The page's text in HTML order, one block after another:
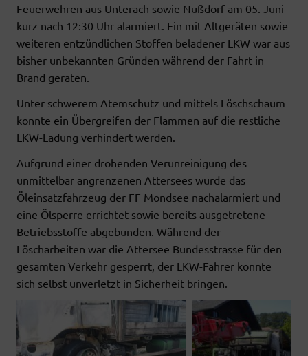
Feuerwehren aus Unterach sowie Nußdorf am 05. Juni
kurz nach 12:30 Uhr alarmiert. Ein mit Altgeräten sowie
weiteren entzündlichen Stoffen beladener LKW war aus
bisher unbekannten Gründen während der Fahrt in
Brand geraten.
Unter schwerem Atemschutz und mittels Löschschaum
konnte ein Übergreifen der Flammen auf die restliche
LKW-Ladung verhindert werden.
Aufgrund einer drohenden Verunreinigung des
unmittelbar angrenzenen Attersees wurde das
Öleinsatzfahrzeug der FF Mondsee nachalarmiert und
eine Ölsperre errichtet sowie bereits ausgetretene
Betriebsstoffe abgebunden. Während der
Löscharbeiten war die Attersee Bundesstrasse für den
gesamten Verkehr gesperrt, der LKW-Fahrer konnte
sich selbst unverletzt in Sicherheit bringen.